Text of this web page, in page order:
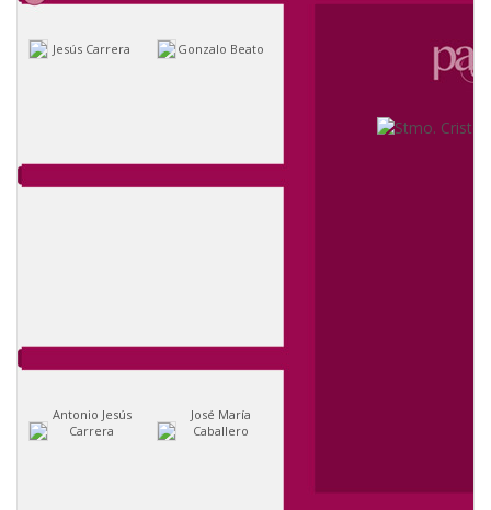
Jesús Carrera Gonzalo Beato
Antonio Jesús
Carrera
José María
Caballero